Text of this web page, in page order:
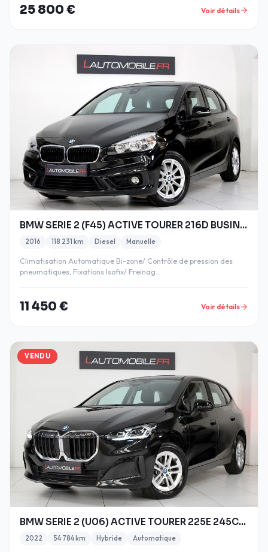
25 800 € Voir détails
BMW SERIE 2 (F45) ACTIVE TOURER 216D BUSINESS
2016 118 231 km Diesel Manuelle
Climatisation Automatique Bi-zone/ Contrôle de pression des
pneumatiques, Fixations Isofix/ Freinag…
11 450 € Voir détails
VENDU
BMW SERIE 2 (U06) ACTIVE TOURER 225E 245CH XDRIVE
2022 54 784 km Hybride Automatique